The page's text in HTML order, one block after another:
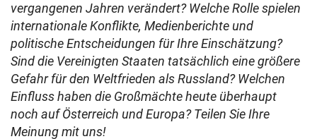
vergangenen Jahren verändert? Welche Rolle spielen
internationale Konflikte, Medienberichte und
politische Entscheidungen für Ihre Einschätzung?
Sind die Vereinigten Staaten tatsächlich eine größere
Gefahr für den Weltfrieden als Russland? Welchen
Einfluss haben die Großmächte heute überhaupt
noch auf Österreich und Europa? Teilen Sie Ihre
Meinung mit uns!